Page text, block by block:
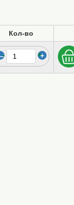
Кол-во
- +